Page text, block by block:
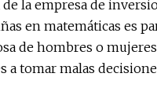
la empresa de
en matemáticas es
de hombres o
tomar malas